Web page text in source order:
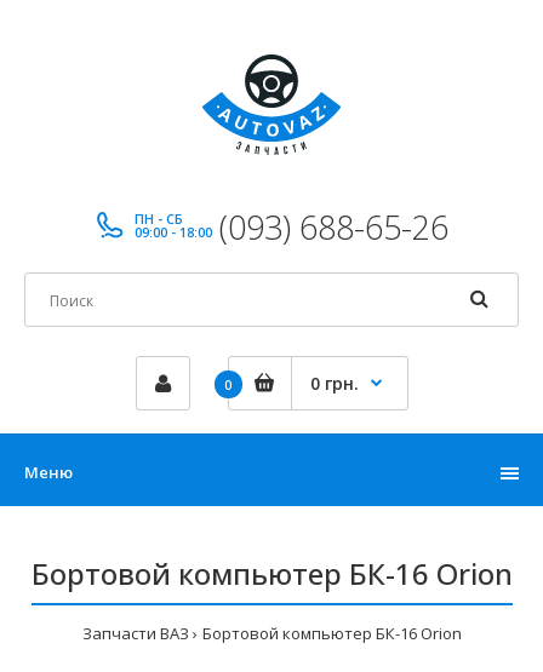
ПН - СБ
09:00 - 18:00 (093) 688-65-26
0 0 грн.
Меню
Бортовой компьютер БК-16 Orion
Запчасти ВАЗ Бортовой компьютер БК-16 Orion